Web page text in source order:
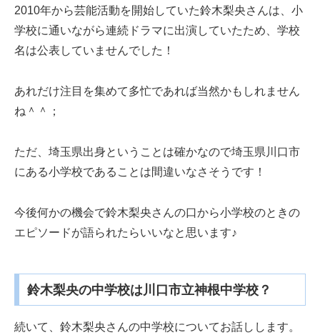
2010年から芸能活動を開始していた鈴木梨央さんは、小
学校に通いながら連続ドラマに出演していたため、学校
名は公表していませんでした！
あれだけ注目を集めて多忙であれば当然かもしれません
ね＾＾；
ただ、埼玉県出身ということは確かなので埼玉県川口市
にある小学校であることは間違いなさそうです！
今後何かの機会で鈴木梨央さんの口から小学校のときの
エピソードが語られたらいいなと思います♪
鈴木梨央の中学校は川口市立神根中学校？
続いて、鈴木梨央さんの中学校についてお話しします。